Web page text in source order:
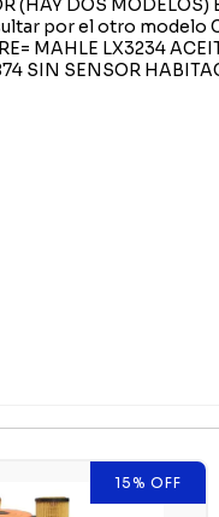
(HAY DOS MODELOS)
por el otro modelo
MAHLE LX3234
SIN SENSOR
15% OFF